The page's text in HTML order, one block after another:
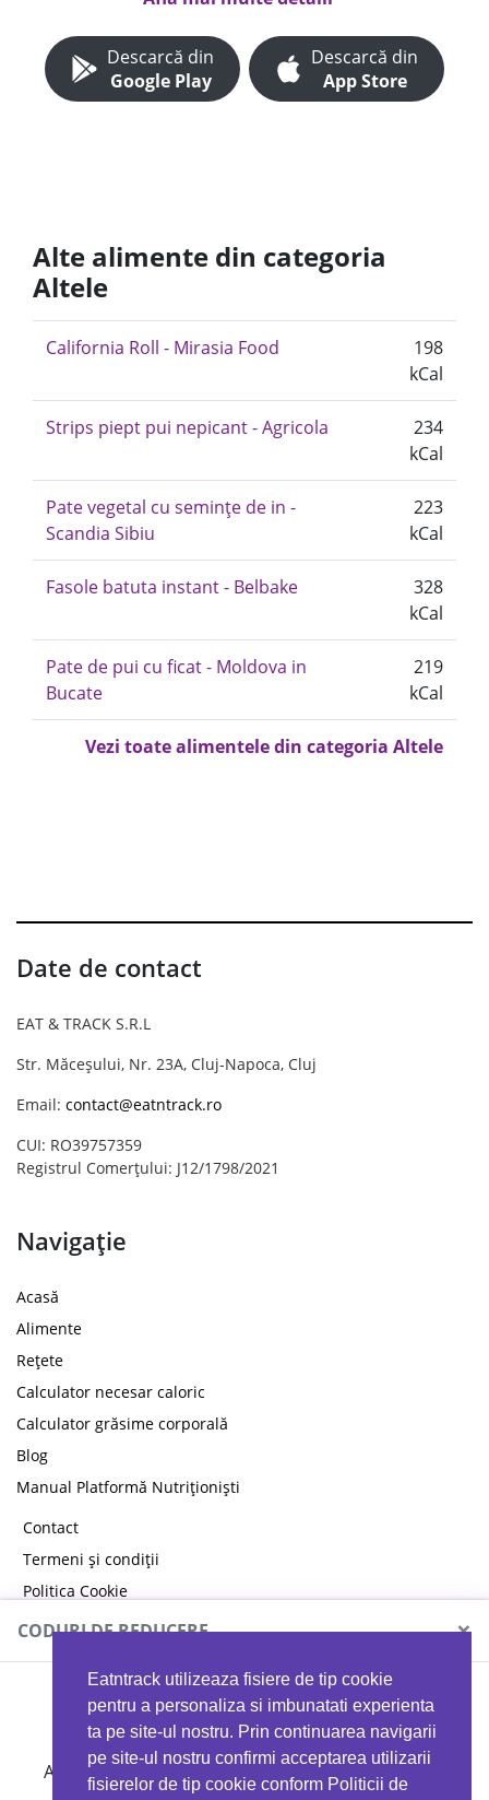
Eatntrack utilizeaza fisiere de tip cookie
pentru a personaliza si imbunatati experienta
ta pe site-ul nostru. Prin continuarea navigarii
pe site-ul nostru confirmi acceptarea utilizarii
fisierelor de tip cookie conform Politicii de
Descarcă din
Google Play
Descarcă din
App Store
Alte alimente din categoria
Altele
California Roll - Mirasia Food
198
kCal
Strips piept pui nepicant - Agricola
234
kCal
Pate vegetal cu semințe de in -
Scandia Sibiu
223
kCal
Fasole batuta instant - Belbake
328
kCal
Pate de pui cu ficat - Moldova in
Bucate
219
kCal
Vezi toate alimentele din categoria Altele
Date de contact
EAT & TRACK S.R.L
Str. Măceșului, Nr. 23A, Cluj-Napoca, Cluj
Email: contact@eatntrack.ro
CUI: RO39757359
Registrul Comerțului: J12/1798/2021
Navigație
Acasă
Alimente
Rețete
Calculator necesar caloric
Calculator grăsime corporală
Blog
Manual Platformă Nutriționiști
Contact
Termeni și condiții
Politica Cookie
Politica de confidențialitate
CODURI DE REDUCERE ×
MYPROTEIN
Ai 40%reducere la orice comandă folosind codul